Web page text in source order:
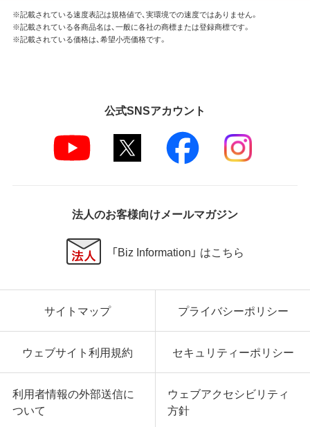
※記載されている速度表記は規格値で、実環境での速度ではありません。
※記載されている各商品名は、一般に各社の商標または登録商標です。
※記載されている価格は、希望小売価格です。
公式SNSアカウント
法人のお客様向けメールマガジン
「Biz Information」 はこちら
サイトマップ プライバシーポリシー
ウェブサイト利用規約 セキュリティーポリシー
利用者情報の外部送信に
ついて
ウェブアクセシビリティ
方針